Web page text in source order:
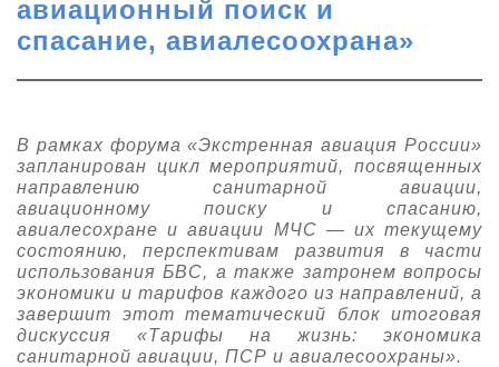
зал
5
+7
33-81
О выставке
Партнеры выставки
Крокус Экспо
Даты будущих выставок
Для участников
Заявка на участие
Для посетителей
авиационный поиск и
спасание, авиалесоохрана»
В рамках форума «Экстренная авиация России»
запланирован цикл мероприятий, посвященных
направлению санитарной авиации,
авиационному поиску и спасанию,
авиалесохране и авиации МЧС — их текущему
состоянию, перспективам развития в части
использования БВС, а также затронем вопросы
экономики и тарифов каждого из направлений, а
завершит этот тематический блок итоговая
дискуссия «Тарифы на жизнь: экономика
санитарной авиации, ПСР и авиалесоохраны».